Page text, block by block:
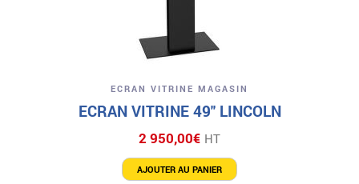
ECRAN VITRINE MAGASIN
ECRAN VITRINE 49″ LINCOLN
2 950,00€ HT
AJOUTER AU PANIER